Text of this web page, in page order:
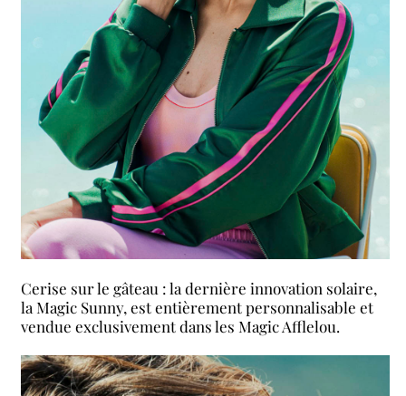
Cerise sur le gâteau : la dernière innovation solaire,
la Magic Sunny, est entièrement personnalisable et
vendue exclusivement dans les Magic Afflelou.